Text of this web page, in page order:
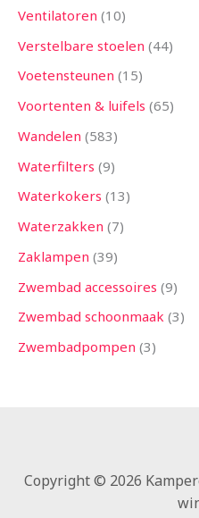
Ventilatoren 10
Verstelbare stoelen 44
Voetensteunen 15
Voortenten & luifels 65
Wandelen 583
Waterfilters 9
Waterkokers 13
Waterzakken 7
Zaklampen 39
Zwembad accessoires 9
Zwembad schoonmaak 3
Zwembadpompen 3
Copyright © 2026